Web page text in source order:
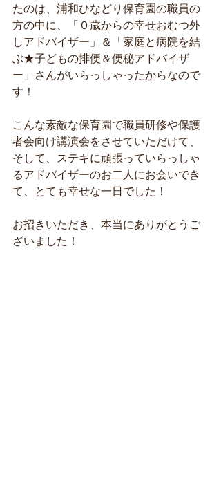
たのは、浦和ひなどり保育園の職員の
方の中に、「０歳からの幸せおむつ外
しアドバイザー」＆「家庭と病院を結
ぶ★子どもの排便＆便秘アドバイザ
ー」さんがいらっしゃったからなので
す！
こんな素敵な保育園で職員研修や保護
者会向け講演会をさせていただけて、
そして、ステキに頑張っていらっしゃ
るアドバイザーのお二人にお会いでき
て、とても幸せな一日でした！
お招きいただき、本当にありがとうご
ざいました！